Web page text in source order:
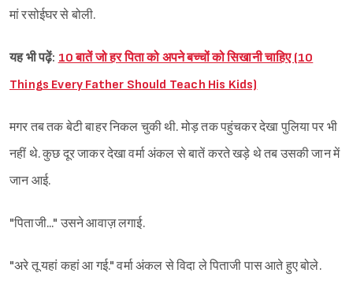
मां रसोईघर से बोली.
यह भी पढ़ें: 10 बातें जो हर पिता को अपने बच्चों को सिखानी चाहिए (10
Things Every Father Should Teach His Kids)
मगर तब तक बेटी बाहर निकल चुकी थी. मोड़ तक पहुंचकर देखा पुलिया पर भी
नहीं थे. कुछ दूर जाकर देखा वर्मा अंकल से बातें करते खड़े थे तब उसकी जान में
जान आई.
"पिताजी..." उसने आवाज़ लगाई.
"अरे तू यहां कहां आ गई." वर्मा अंकल से विदा ले पिताजी पास आते हुए बोले.